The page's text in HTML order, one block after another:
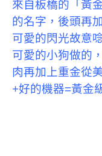
來自板橋的「黃
的名字，後頭再
可愛的閃光故意
可愛的小狗做的
肉再加上重金從
+好的機器=黃金